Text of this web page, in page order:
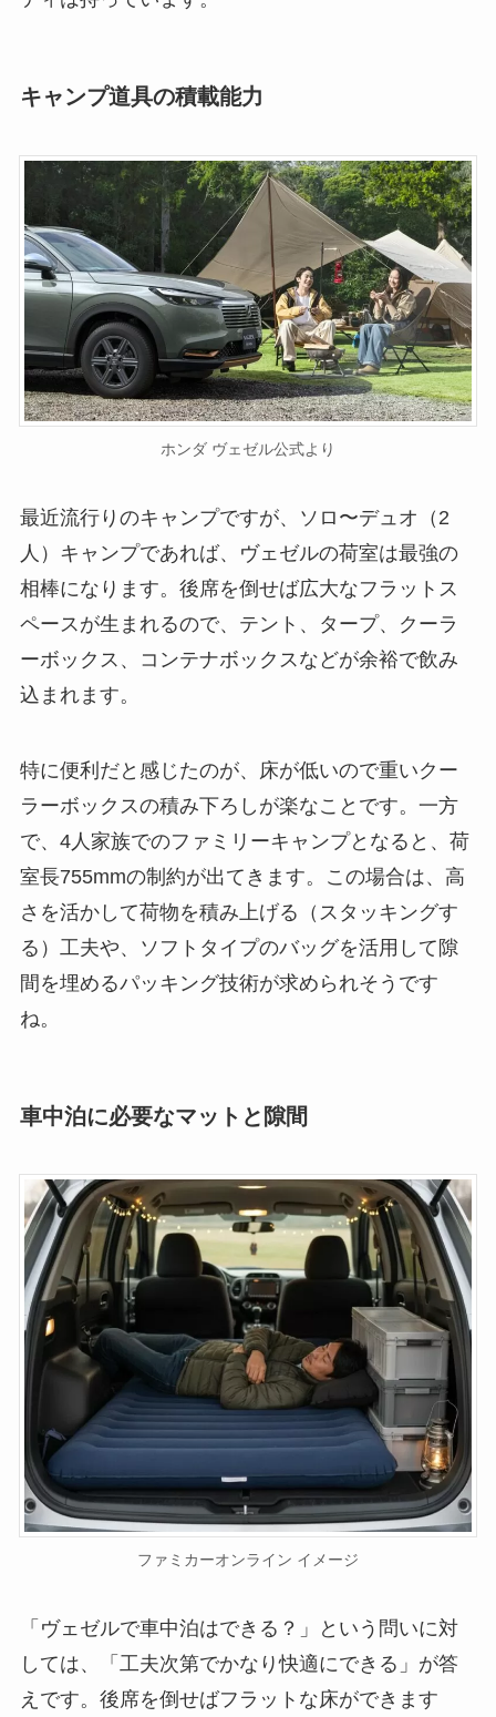
キャンプ道具の積載能力
ホンダ ヴェゼル公式より
最近流行りのキャンプですが、ソロ〜デュオ（2
人）キャンプであれば、ヴェゼルの荷室は最強の
相棒になります。後席を倒せば広大なフラットス
ペースが生まれるので、テント、タープ、クーラ
ーボックス、コンテナボックスなどが余裕で飲み
込まれます。
特に便利だと感じたのが、床が低いので重いクー
ラーボックスの積み下ろしが楽なことです。一方
で、4人家族でのファミリーキャンプとなると、荷
室長755mmの制約が出てきます。この場合は、高
さを活かして荷物を積み上げる（スタッキングす
る）工夫や、ソフトタイプのバッグを活用して隙
間を埋めるパッキング技術が求められそうです
ね。
車中泊に必要なマットと隙間
ファミカーオンライン イメージ
「ヴェゼルで車中泊はできる？」という問いに対
しては、「工夫次第でかなり快適にできる」が答
えです。後席を倒せばフラットな床ができます